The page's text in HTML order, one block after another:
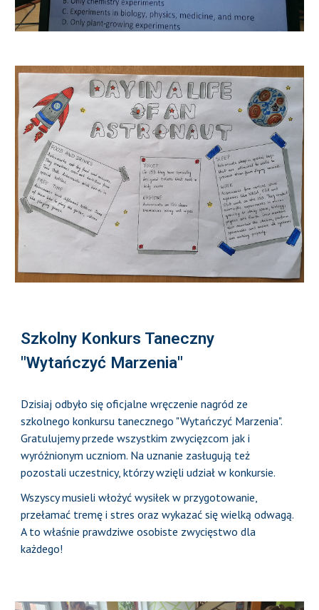
Szkolny Konkurs Taneczny
"Wytańczyć Marzenia"
Dzisiaj odbyło się oficjalne wręczenie nagród ze
szkolnego konkursu tanecznego "Wytańczyć Marzenia".
Gratulujemy przede wszystkim zwycięzcom jak i
wyróżnionym uczniom. Na uznanie zasługują też
pozostali uczestnicy, którzy wzięli udział w konkursie.
Wszyscy musieli włożyć wysiłek w przygotowanie,
przełamać tremę i stres oraz wykazać się wielką odwagą.
A to właśnie prawdziwe osobiste zwycięstwo dla
każdego!